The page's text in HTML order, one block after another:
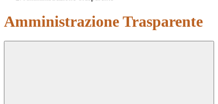
Amministrazione Trasparente